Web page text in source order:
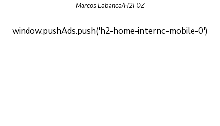
Marcos Labanca/H2FOZ